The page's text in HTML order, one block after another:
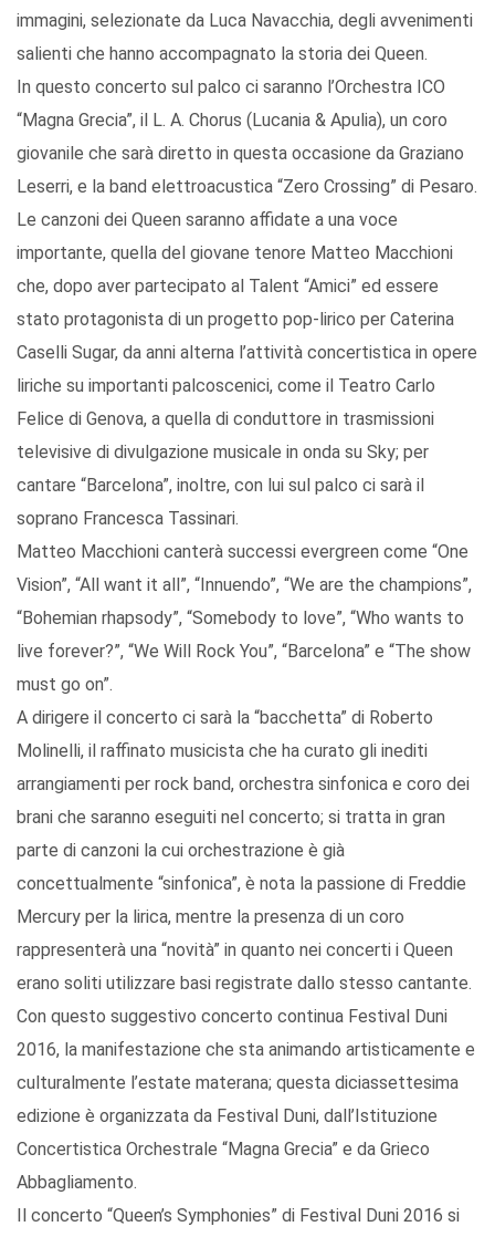
immagini, selezionate da Luca Navacchia, degli avvenimenti
salienti che hanno accompagnato la storia dei Queen.
In questo concerto sul palco ci saranno l’Orchestra ICO
“Magna Grecia”, il L. A. Chorus (Lucania & Apulia), un coro
giovanile che sarà diretto in questa occasione da Graziano
Leserri, e la band elettroacustica “Zero Crossing” di Pesaro.
Le canzoni dei Queen saranno affidate a una voce
importante, quella del giovane tenore Matteo Macchioni
che, dopo aver partecipato al Talent “Amici” ed essere
stato protagonista di un progetto pop-lirico per Caterina
Caselli Sugar, da anni alterna l’attività concertistica in opere
liriche su importanti palcoscenici, come il Teatro Carlo
Felice di Genova, a quella di conduttore in trasmissioni
televisive di divulgazione musicale in onda su Sky; per
cantare “Barcelona”, inoltre, con lui sul palco ci sarà il
soprano Francesca Tassinari.
Matteo Macchioni canterà successi evergreen come “One
Vision”, “All want it all”, “Innuendo”, “We are the champions”,
“Bohemian rhapsody”, “Somebody to love”, “Who wants to
live forever?”, “We Will Rock You”, “Barcelona” e “The show
must go on”.
A dirigere il concerto ci sarà la “bacchetta” di Roberto
Molinelli, il raffinato musicista che ha curato gli inediti
arrangiamenti per rock band, orchestra sinfonica e coro dei
brani che saranno eseguiti nel concerto; si tratta in gran
parte di canzoni la cui orchestrazione è già
concettualmente “sinfonica”, è nota la passione di Freddie
Mercury per la lirica, mentre la presenza di un coro
rappresenterà una “novità” in quanto nei concerti i Queen
erano soliti utilizzare basi registrate dallo stesso cantante.
Con questo suggestivo concerto continua Festival Duni
2016, la manifestazione che sta animando artisticamente e
culturalmente l’estate materana; questa diciassettesima
edizione è organizzata da Festival Duni, dall’Istituzione
Concertistica Orchestrale “Magna Grecia” e da Grieco
Abbagliamento.
Il concerto “Queen’s Symphonies” di Festival Duni 2016 si